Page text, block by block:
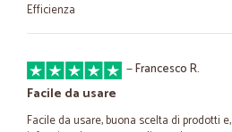
Efficienza
—Francesco R.
Facile da usare
Facile da usare, buona scelta di prodotti